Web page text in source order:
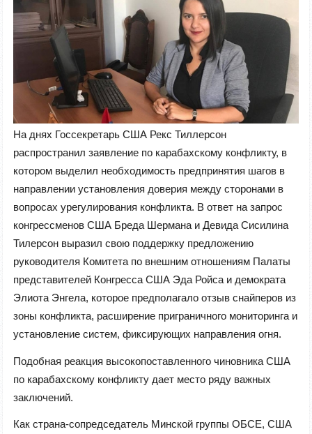
На днях Госсекретарь США Рекс Тиллерсон
распространил заявление по карабахскому конфликту, в
котором выделил необходимость предпринятия шагов в
направлении установления доверия между сторонами в
вопросах урегулирования конфликта. В ответ на запрос
конгрессменов США Бреда Шермана и Девида Сисилина
Тилерсон выразил свою поддержку предложению
руководителя Комитета по внешним отношениям Палаты
представителей Конгресса США Эда Ройса и демократа
Элиота Энгела, которое предполагало отзыв снайперов из
зоны конфликта, расширение приграничного мониторинга и
установление систем, фиксирующих направления огня.
Подобная реакция высокопоставленного чиновника США
по карабахскому конфликту дает место ряду важных
заключений.
Как страна-сопредседатель Минской группы ОБСЕ, США